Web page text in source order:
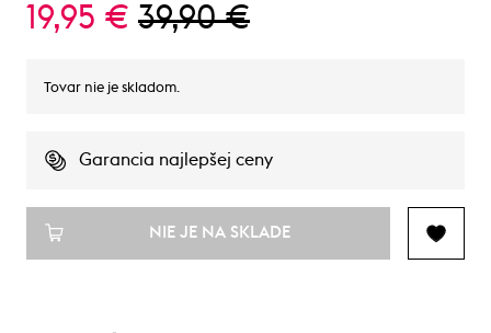
19,95 € 39,90 €
Tovar nie je skladom.
Garancia najlepšej ceny
NIE JE NA SKLADE